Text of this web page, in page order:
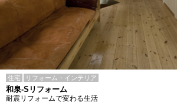
住宅 リフォーム・インテリア
和泉-Sリフォーム
耐震リフォームで変わる生活